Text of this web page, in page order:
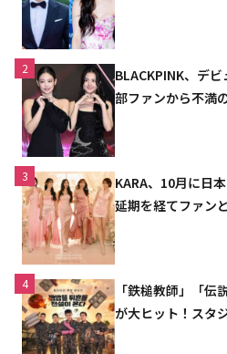
2
BLACKPINK、デ
部ファンから不満
3
KARA、10月に日
延期を経てファン
4
「鉄槌教師」「伝
が大ヒット！スタ